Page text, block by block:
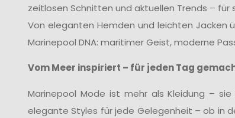
zeitlosen Schnitten und aktuellen Trends – für
Von eleganten Hemden und leichten Jacken
Marinepool DNA: maritimer Geist, moderne
Vom Meer inspiriert – für jeden Tag
Marinepool Mode ist mehr als Kleidung –
elegante Styles für jede Gelegenheit – ob in